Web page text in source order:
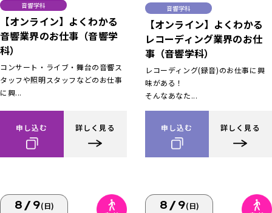
音響学科
【オンライン】よくわかる
音響業界のお仕事（音響学
科）
コンサート・ライブ・舞台の音響ス
タッフや照明スタッフなどのお仕事
に興...
申し込む 詳しく見る
音響学科
【オンライン】よくわかる
レコーディング業界のお仕
事（音響学科）
レコーディング(録音)のお仕事に興
味がある！
そんなあなた...
申し込む 詳しく見る
8/9(日) 8/9(日)